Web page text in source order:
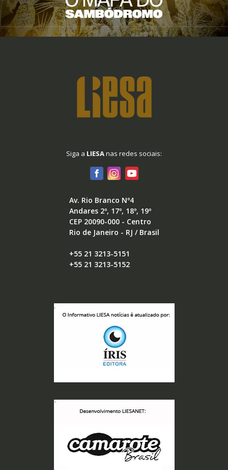
Siga a LIESAnas redes sociais:
Av. Rio Branco Nº4
Andares 2º, 17º, 18º, 19º
CEP 20090-000 - Centro
Rio de Janeiro - RJ / Brasil
+55 21 3213-5151
+55 21 3213-5152